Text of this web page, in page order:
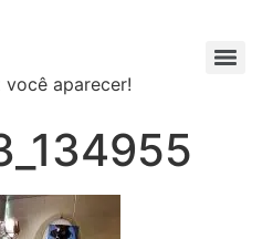
aparecer!